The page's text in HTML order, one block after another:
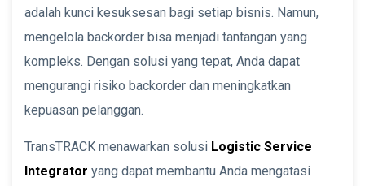
adalah kunci kesuksesan bagi setiap bisnis. Namun,
mengelola backorder bisa menjadi tantangan yang
kompleks. Dengan solusi yang tepat, Anda dapat
mengurangi risiko backorder dan meningkatkan
kepuasan pelanggan.
TransTRACK menawarkan solusi Logistic Service
Integrator yang dapat membantu Anda mengatasi